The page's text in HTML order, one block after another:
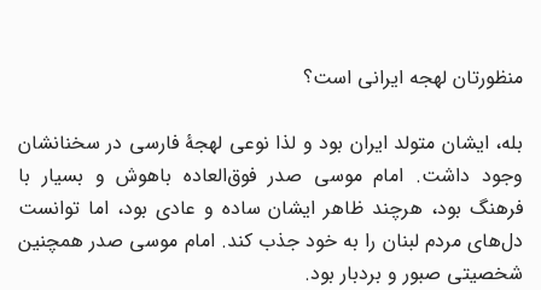
منظورتان لهجه ایرانی است؟
بله، ایشان متولد ایران بود و لذا نوعی لهجۀ فارسی در سخنانشان
وجود داشت. امام موسی صدر فوق‌العاده باهوش و بسیار با
فرهنگ بود، هرچند ظاهر ایشان ساده و عادی بود، اما توانست
دل‌های مردم لبنان را به خود جذب کند. امام موسی صدر همچنین
شخصیتی صبور و بردبار بود.